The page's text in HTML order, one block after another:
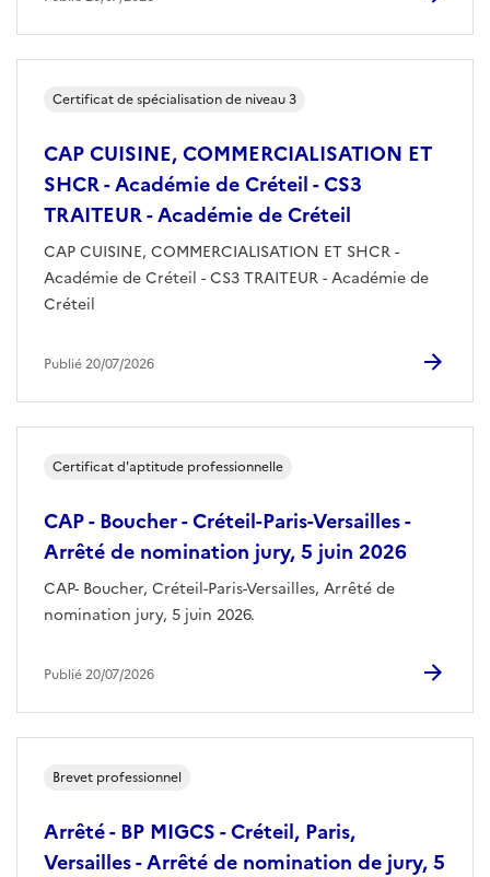
CAP CUISINE, COMMERCIALISATION ET
SHCR - Académie de Créteil - CS3
TRAITEUR - Académie de Créteil
CAP CUISINE, COMMERCIALISATION ET SHCR -
Académie de Créteil - CS3 TRAITEUR - Académie de
Créteil
Certificat de spécialisation de niveau 3
Publié 20/07/2026
CAP - Boucher - Créteil-Paris-Versailles -
Arrêté de nomination jury, 5 juin 2026
CAP- Boucher, Créteil-Paris-Versailles, Arrêté de
nomination jury, 5 juin 2026.
Certificat d'aptitude professionnelle
Publié 20/07/2026
Arrêté - BP MIGCS - Créteil, Paris,
Versailles - Arrêté de nomination de jury, 5
Brevet professionnel